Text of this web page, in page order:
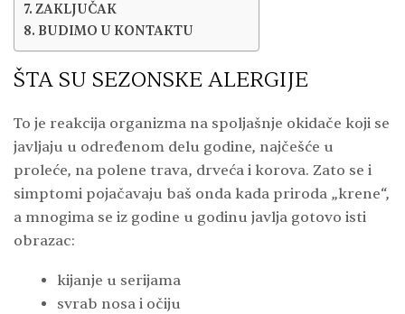
ZAKLJUČAK
BUDIMO U KONTAKTU
ŠTA SU SEZONSKE ALERGIJE
To je reakcija organizma na spoljašnje okidače koji se
javljaju u određenom delu godine, najčešće u
proleće, na polene trava, drveća i korova. Zato se i
simptomi pojačavaju baš onda kada priroda „krene“,
a mnogima se iz godine u godinu javlja gotovo isti
obrazac:
kijanje u serijama
svrab nosa i očiju